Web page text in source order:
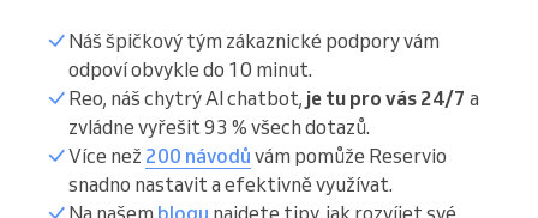
Náš špičkový tým zákaznické podpory vám
odpoví obvykle do 10 minut.
Reo, náš chytrý AI chatbot, je tu pro vás 24/7 a
zvládne vyřešit 93 % všech dotazů.
Více než 200 návodů vám pomůže Reservio
snadno nastavit a efektivně využívat.
Na našem blogu najdete tipy, jak rozvíjet své